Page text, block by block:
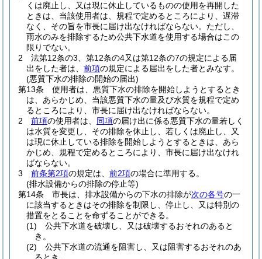
くは廃止し、又は現に休止しているものの使用を再開した
ときは、当該使用者は、規程で定めるところにより、遅滞
なく、その旨を市長に届け出なければならない。 ただし、
雨水のみを排除するため公共下水道を使用する場合はこの
限りでない。
2
法第12条の3、第12条の4又は第12条の7の規定による届
出をした者は、 前項の規定による届出をした者とみなす。
(悪質下水の排除の開始の届出)
第13条
使用者は、悪質下水の排除を開始しようとするとき
は、あらかじめ、当該悪質下水の量及び水質を規程で定め
るところにより、市長に届け出なければならない。
2
前項の使用者は、 同項の届け出に係る悪質下水の量若しく
は水質を変更し、その排除を休止し、若しくは廃止し、又
は現に休止している排除を開始しようとするときは、あら
かじめ、規程で定めるところにより、市長に届け出なけれ
ばならない。
3
前条第2項の規定は、 前2項の場合に準用する。
(排水設備からの排除の停止等)
第14条
市長は、排水設備からの下水の排除が次の各号の一
に該当するときはその排除を制限し、停止し、又は特別の
措置をとることを命ずることができる。
(1)
公共下水道を破壊し、又は破壊するおそれのあると
き。
(2)
公共下水道の流通を阻害し、又は阻害するおそれのあ